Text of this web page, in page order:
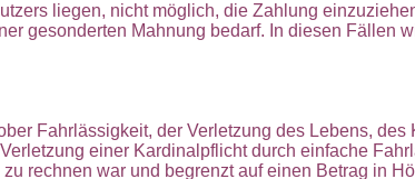
liegen, nicht möglich, die Zahlung
gesonderten Mahnung bedarf. In diesen Fällen
Fahrlässigkeit, der Verletzung des Lebens,
einer Kardinalpflicht durch einfache
rechnen war und begrenzt auf einen Betrag in